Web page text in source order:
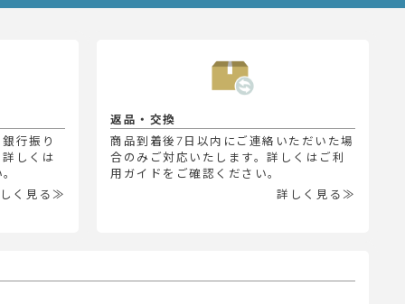
行振り
しくは
く見る≫
返品・交換
商品到着後7日以内にご連絡いただいた場
合のみご対応いたします。詳しくはご利
用ガイドをご確認ください。
詳しく見る≫